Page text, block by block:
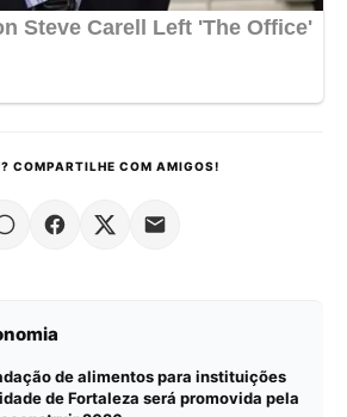
COMPARTILHE COM AMIGOS!
de alimentos para instituições
de Fortaleza será promovida pela